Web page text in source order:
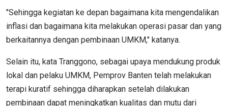
"Sehingga kegiatan ke depan bagaimana kita mengendalikan
inflasi dan bagaimana kita melakukan operasi pasar dan yang
berkaitannya dengan pembinaan UMKM," katanya.
Selain itu, kata Tranggono, sebagai upaya mendukung produk
lokal dan pelaku UMKM, Pemprov Banten telah melakukan
terapi kuratif sehingga diharapkan setelah dilakukan
pembinaan dapat meningkatkan kualitas dan mutu dari